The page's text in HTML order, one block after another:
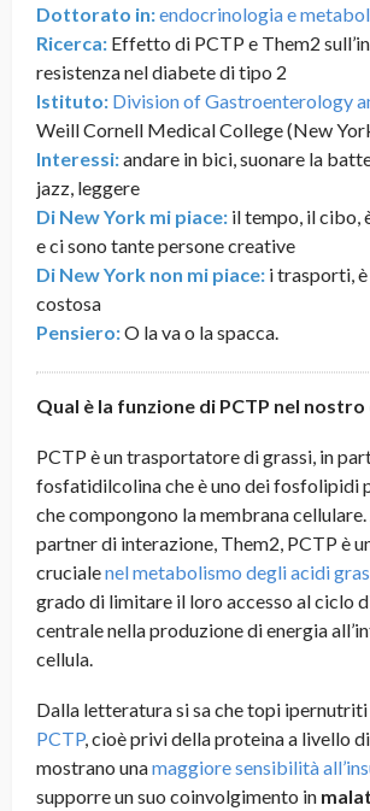
Dottorato in:endocrinologia e
Ricerca: Effetto di PCTP e Them2
resistenza nel diabete di tipo 2
Istituto: Division of Gastroenterology
Weill Cornell Medical College (New
Interessi:andare in bici, suonare la
jazz, leggere
Di New York mi piace: il tempo, il cibo,
e ci sono tante persone creative
Di New York non mi piace: i trasporti,
costosa
Pensiero:O la va o la spacca.
Qual è la funzione di PCTP nel
PCTP è un trasportatore di grassi, in
fosfatidilcolina che è uno dei fosfolipidi
che compongono la membrana cellulare.
partner di interazione, Them2, PCTP è
crucialenel metabolismo degli acidi
grado di limitare il loro accesso al ciclo
centrale nella produzione di energia
cellula.
Dalla letteratura si sa che topi ipernutriti
PCTP, cioè privi della proteina a livello
mostrano unamaggiore sensibilità
supporre un suo coinvolgimento in